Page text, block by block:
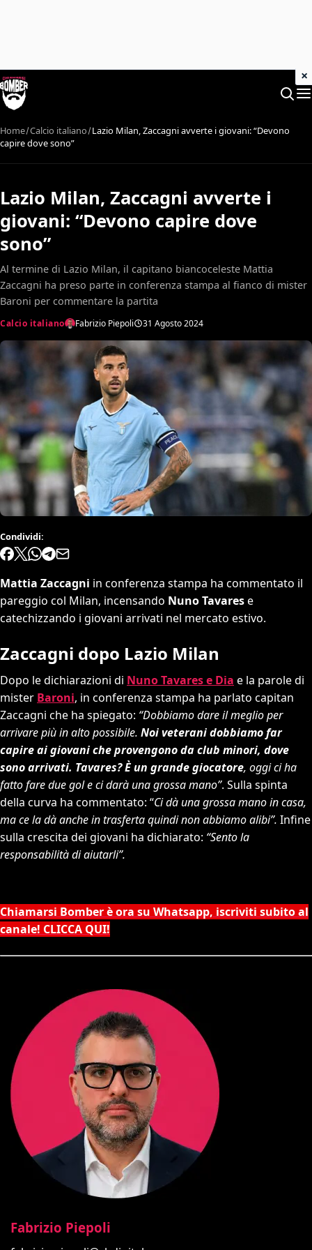
Home Calcio italiano Lazio Milan, Zaccagni avverte i giovani: “Devono
capire dove sono”
Lazio Milan, Zaccagni avverte i
giovani: “Devono capire dove
sono”
Al termine di Lazio Milan, il capitano biancoceleste Mattia
Zaccagni ha preso parte in conferenza stampa al fianco di mister
Baroni per commentare la partita
Calcio italiano Fabrizio Piepoli 31 Agosto 2024
Condividi:
Mattia Zaccagni in conferenza stampa ha commentato il
pareggio col Milan, incensando Nuno Tavarese
catechizzando i giovani arrivati nel mercato estivo.
Zaccagni dopo Lazio Milan
Dopo le dichiarazioni di Nuno Tavares e Dia e la parole di
mister Baroni, in conferenza stampa ha parlato capitan
Zaccagni che ha spiegato: “Dobbiamo dare il meglio per
arrivare più in alto possibile. Noi veterani dobbiamo far
capire ai giovani che provengono da club minori, dove
sono arrivati. Tavares? È un grande giocatore, oggi ci ha
fatto fare due gol e ci darà una grossa mano”. Sulla spinta
della curva ha commentato: “Ci dà una grossa mano in casa,
ma ce la dà anche in trasferta quindi non abbiamo alibi”. Infine
sulla crescita dei giovani ha dichiarato: “Sento la
responsabilità di aiutarli”.
Chiamarsi Bomber è ora su Whatsapp, iscriviti subito al
canale! CLICCA QUI!
Fabrizio Piepoli
×